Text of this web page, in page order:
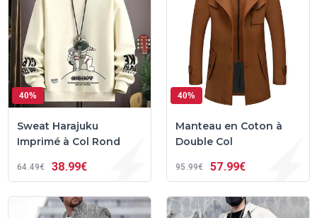
40%
Sweat Harajuku
Imprimé à Col Rond
64 49€ 38 99€
40%
Manteau en Coton à
Double Col
95 99€ 57 99€